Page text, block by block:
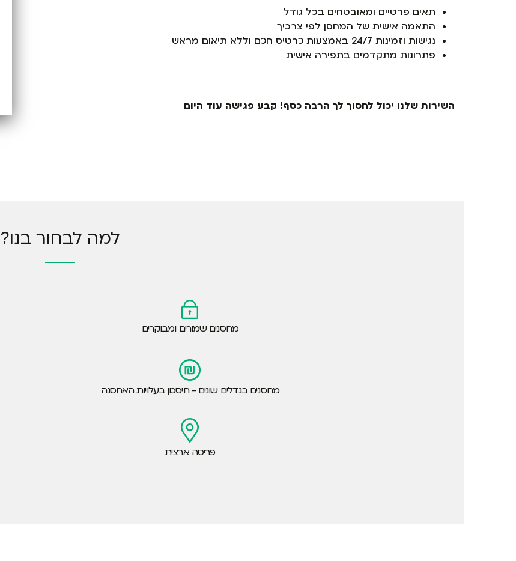
תאים פרטיים ומאובטחים בכל גודל
התאמה אישית של המחסן לפי צרכיך
נגישות וזמינות 24/7 באמצעות כרטיס חכם וללא תיאום מראש
פתרונות מתקדמים בתפירה אישית
השירות שלנו יכול לחסוך לך הרבה כסף! קבע פגישה עוד היום
למה לבחור בנו?
מחסנים שמורים ומבוקרים
מחסנים בגדלים שונים - חיסכון בעלויות האחסנה
פריסה ארצית